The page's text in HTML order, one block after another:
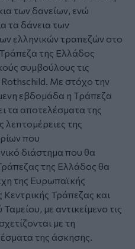
των δανείων, ενώ
τα δάνεια των
ελληνικών τραπεζών στο
της Ελλάδος
συμβούλους τις
Rothschild. Με στόχο την
εβδομάδα η Τράπεζα
τα αποτελέσματα της
λεπτομέρειες της
που
διάστημα που θα
της Ελλάδος θα
της Ευρωπαϊκής
Τράπεζας και
με αντικείμενο τις
με τη
της άσκησης.